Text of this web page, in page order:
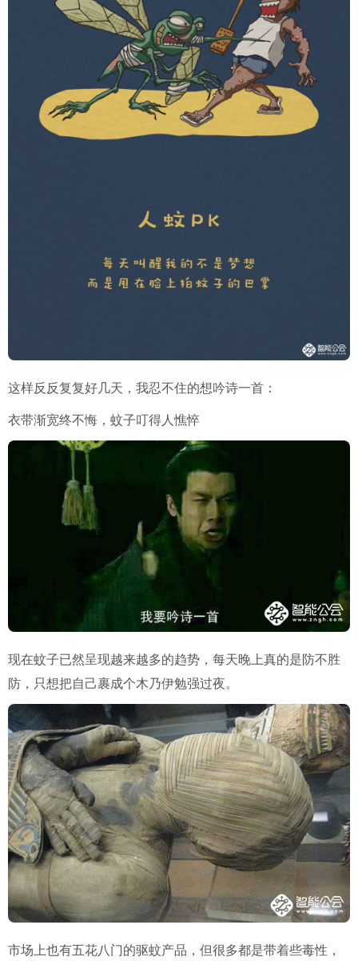
这样反反复复好几天，我忍不住的想吟诗一首：
衣带渐宽终不悔，蚊子叮得人憔悴
现在蚊子已然呈现越来越多的趋势，每天晚上真的是防不胜
防，只想把自己裹成个木乃伊勉强过夜。
市场上也有五花八门的驱蚊产品，但很多都是带着些毒性，